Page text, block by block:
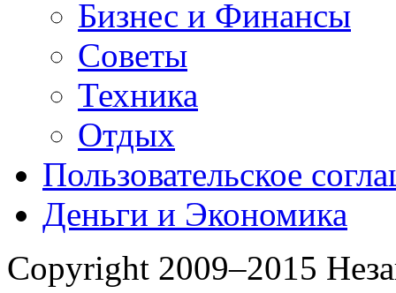
Бизнес и Финансы
Советы
Техника
Отдых
Пользовательское
Деньги и Экономика
Copyright 2009–2015